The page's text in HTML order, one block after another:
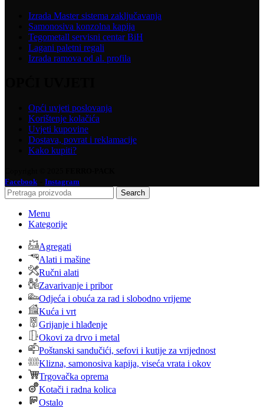
Izrada Master sistema zaključavanja
Samonosiva konzolna kapija
Tegometall servisni centar BiH
Lagani paletni regali
Izrada ramova od al. profila
Opći uvjeti poslovanja
Korištenje kolačića
Uvjeti kupovine
Dostava, povrat i reklamacije
Kako kupiti?
Facebook
Instagram
Search
Menu
Kategorije
Agregati
Alati i mašine
Ručni alati
Zavarivanje i pribor
Odjeća i obuća za rad i slobodno vrijeme
Kuća i vrt
Grijanje i hlađenje
Okovi za drvo i metal
Poštanski sandučići, sefovi i kutije za vrijednost
Klizna, samonosiva kapija, viseća vrata i okov
Trgovačka oprema
Kotači i radna kolica
Ostalo